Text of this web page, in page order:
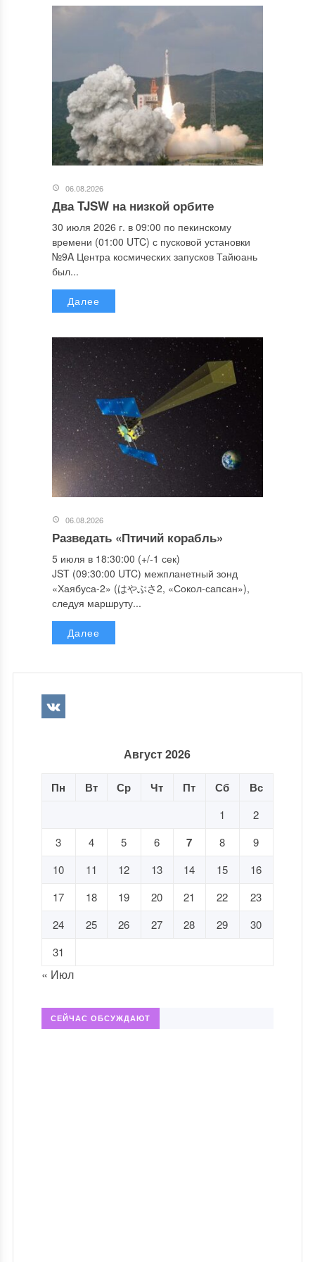
06.08.2026
Два TJSW на низкой орбите
30 июля 2026 г. в 09:00 по пекинскому
времени (01:00 UTC) с пусковой установки
№9A Центра космических запусков Тайюань
был...
Далее
06.08.2026
Разведать «Птичий корабль»
5 июля в 18:30:00 (+/-1 сек)
JST (09:30:00 UTC) межпланетный зонд
«Хаябуса-2» (はやぶさ2, «Сокол-сапсан»),
следуя маршруту...
Далее
Август 2026
Пн Вт Ср Чт Пт Сб Вс
1
2
3
4 5 6 7 8
9
10
11 12 13 14 15
16
17
18 19 20 21 22
23
24
25 26 27 28 29
30
31
« Июл
СЕЙЧАС ОБСУЖДАЮТ